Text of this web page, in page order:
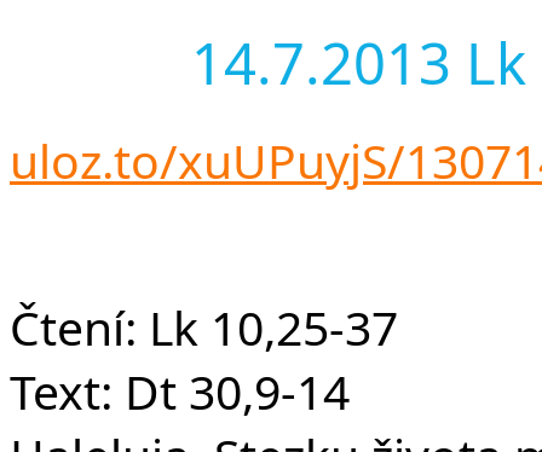
14.7.2013
uloz.to/xuUPuyjS/
Čtení: Lk 10,25-37
Text: Dt 30,9-14